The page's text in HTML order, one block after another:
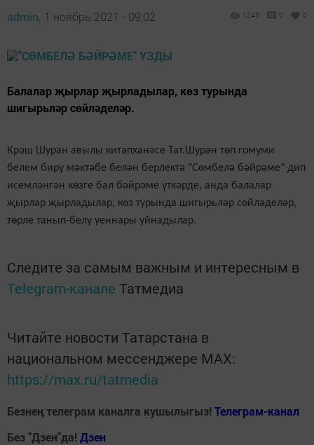
admin, 1 ноябрь 2021 - 09:02 1243 0 0
Балалар җырлар җырладылар, көз турында
шигырьләр сөйләделәр.
Крәш Шуран авылы китапханәсе Тат.Шуран төп гомуми
белем бирү мәктәбе белән берлектә "Сөмбелә бәйрәме" дип
исемләнгән көзге бал бәйрәме үткәрде, анда балалар
җырлар җырладылар, көз турында шигырьләр сөйләделәр,
төрле танып-белү уеннары уйнадылар.
Следите за самым важным и интересным в
Telegram-канале Татмедиа
Читайте новости Татарстана в
национальном мессенджере MАХ:
https://max.ru/tatmedia
Безнең телеграм каналга кушылыгыз! Телеграм-канал
Без "Дзен"да! Дзен